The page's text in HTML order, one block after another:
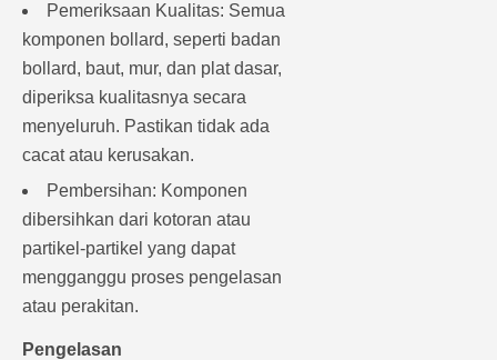
Pemeriksaan Kualitas: Semua
komponen bollard, seperti badan
bollard, baut, mur, dan plat dasar,
diperiksa kualitasnya secara
menyeluruh. Pastikan tidak ada
cacat atau kerusakan.
Pembersihan: Komponen
dibersihkan dari kotoran atau
partikel-partikel yang dapat
mengganggu proses pengelasan
atau perakitan.
Pengelasan